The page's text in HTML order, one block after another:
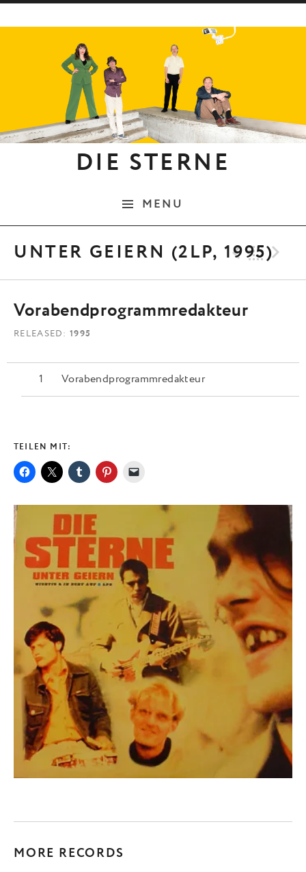
DIE STERNE
MENU
UNTER GEIERN (2LP, 1995)
Vorabendprogrammredakteur
RELEASED 1995
Vorabendprogrammredakteur
TEILEN MIT:
MORE RECORDS